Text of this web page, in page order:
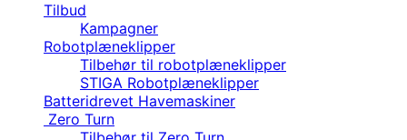
Tilbud
Kampagner
Robotplæneklipper
Tilbehør til robotplæneklipper
STIGA Robotplæneklipper
Batteridrevet Havemaskiner
Zero Turn